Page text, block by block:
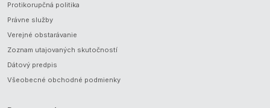
Protikorupčná politika
Právne služby
Verejné obstarávanie
Zoznam utajovaných skutočností
Dátový predpis
Všeobecné obchodné podmienky